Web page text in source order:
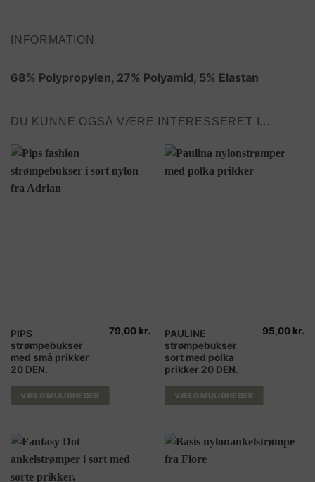
INFORMATION
68% Polypropylen, 27% Polyamid, 5% Elastan
DU KUNNE OGSÅ VÆRE INTERESSERET I...
PIPS
strømpebukser
med små prikker
20 DEN.
79,00 kr.
VÆLG MULIGHEDER
Dette
vare
har
flere
varianter.
Mulighederne
vælges
varesiden
PAULINE
strømpebukser
sort med polka
prikker 20 DEN.
95,00 kr.
VÆLG MULIGHEDER
Dette
vare
har
flere
varianter.
Mulighederne
vælges
varesiden